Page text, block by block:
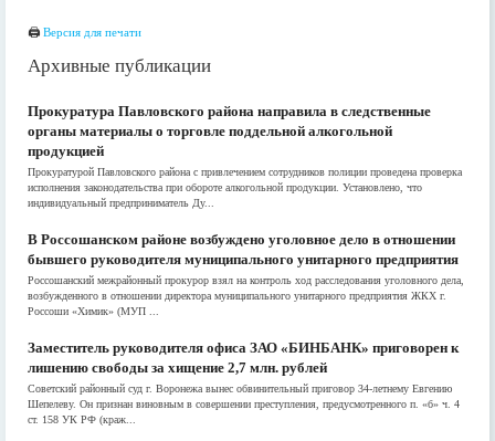
🖨 Версия для печати
Архивные публикации
Прокуратура Павловского района направила в следственные
органы материалы о торговле поддельной алкогольной
продукцией
Прокуратурой Павловского района с привлечением сотрудников полиции проведена проверка
исполнения законодательства при обороте алкогольной продукции. Установлено, что
индивидуальный предприниматель Ду...
В Россошанском районе возбуждено уголовное дело в отношении
бывшего руководителя муниципального унитарного предприятия
Россошанский межрайонный прокурор взял на контроль ход расследования уголовного дела,
возбужденного в отношении директора муниципального унитарного предприятия ЖКХ г.
Россоши «Химик» (МУП ...
Заместитель руководителя офиса ЗАО «БИНБАНК» приговорен к
лишению свободы за хищение 2,7 млн. рублей
Советский районный суд г. Воронежа вынес обвинительный приговор 34-летнему Евгению
Шепелеву. Он признан виновным в совершении преступления, предусмотренного п. «б» ч. 4
ст. 158 УК РФ (краж...